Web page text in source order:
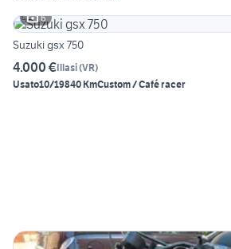
6
Suzuki gsx 750
4.000 €Illasi(VR)
Usato10/19840 KmCustom / Café racer